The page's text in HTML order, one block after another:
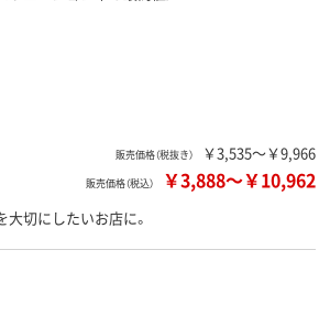
販売価格（税抜き） ￥3,535～￥9,966
販売価格（税込） ￥3,888～￥10,962
切にしたいお店に。